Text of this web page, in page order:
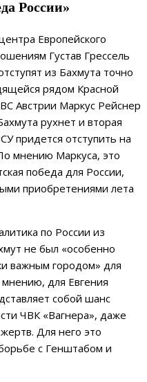
России»
Европейского
Густав Грессель
из Бахмута точно
рядом Красной
Австрии Маркус Рейснер
рухнет и вторая
придется отступить на
мнению Маркуса, это
победа для России,
приобретениями лета
по России из
не был «особенно
важным городом» для
для Евгения
собой шанс
ЧВК «Вагнера», даже
Для него это
с Генштабом и